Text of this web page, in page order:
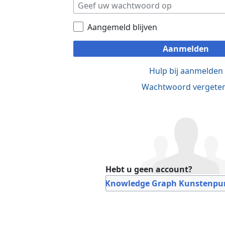
Aangemeld blijven
Aanmelden
Hulp bij aanmelden
Wachtwoord
Hebt u geen account?
Bij Knowledge Graph